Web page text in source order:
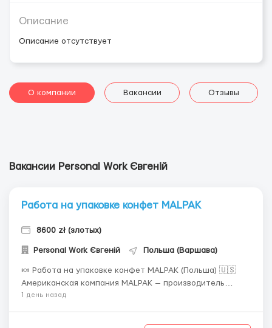
Описание
Описание отсутствует
О компании Вакансии Отзывы
Вакансии Personal Work Євгеній
Работа на упаковке конфет MALPAK
8600 zł (злотых)
Personal Work Євгеній Польша (Варшава)
🍬 Работа на упаковке конфет MALPAK (Польша) 🇺🇸
Американская компания MALPAK — производитель
шоколада, сладостей и жевательных вкусностей! ✅ Без
1 день назад